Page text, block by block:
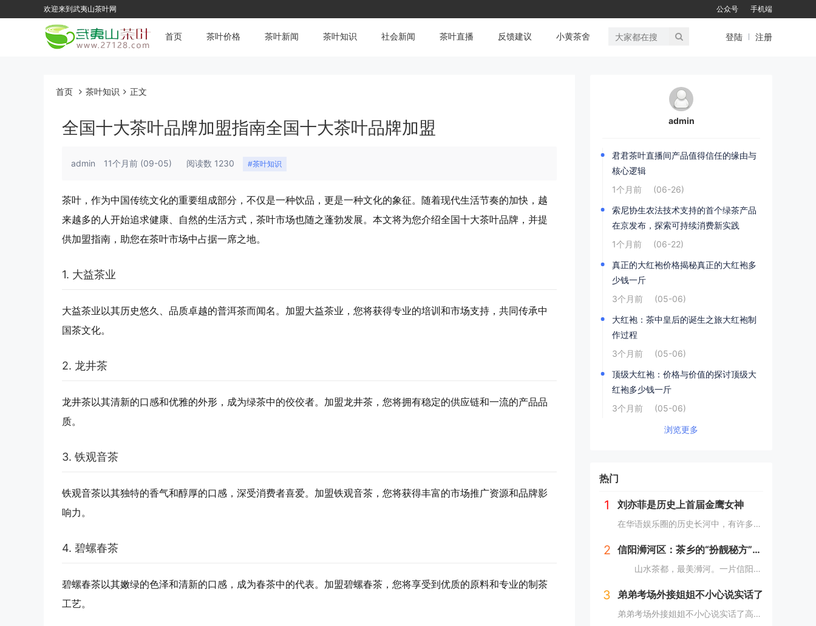
欢迎来到武夷山茶叶网 公众号 手机端
首页 茶叶价格 茶叶新闻 茶叶知识 社会新闻 茶叶直播 反馈建议 小黄茶舍 登陆 注册
首页 茶叶知识 正文
全国十大茶叶品牌加盟指南全国十大茶叶品牌加盟
admin 11个月前 (09-05) 阅读数 1230 #茶叶知识
茶叶，作为中国传统文化的重要组成部分，不仅是一种饮品，更是一种文化的象征。随着现代生活节奏的加快，越
来越多的人开始追求健康、自然的生活方式，茶叶市场也随之蓬勃发展。本文将为您介绍全国十大茶叶品牌，并提
供加盟指南，助您在茶叶市场中占据一席之地。
1. 大益茶业
大益茶业以其历史悠久、品质卓越的普洱茶而闻名。加盟大益茶业，您将获得专业的培训和市场支持，共同传承中
国茶文化。
2. 龙井茶
龙井茶以其清新的口感和优雅的外形，成为绿茶中的佼佼者。加盟龙井茶，您将拥有稳定的供应链和一流的产品品
质。
3. 铁观音茶
铁观音茶以其独特的香气和醇厚的口感，深受消费者喜爱。加盟铁观音茶，您将获得丰富的市场推广资源和品牌影
响力。
4. 碧螺春茶
碧螺春茶以其嫩绿的色泽和清新的口感，成为春茶中的代表。加盟碧螺春茶，您将享受到优质的原料和专业的制茶
工艺。
admin
君君茶叶直播间产品值得信任的缘由与
核心逻辑
1个月前
(06-26)
索尼协生农法技术支持的首个绿茶产品
在京发布，探索可持续消费新实践
1个月前
(06-22)
真正的大红袍价格揭秘真正的大红袍多
少钱一斤
3个月前
(05-06)
大红袍：茶中皇后的诞生之旅大红袍制
作过程
3个月前
(05-06)
顶级大红袍：价格与价值的探讨顶级大
红袍多少钱一斤
3个月前
(05-06)
浏览更多
热门
1 刘亦菲是历史上首届金鹰女神
在华语娱乐圈的历史长河中，有许多璀璨的星光，但能够被铭记为“首届”的荣誉，却是寥寥无几。刘亦菲，这位以其清新脱俗的气质和精湛的演技征服了无数观众的女星，便是其中之一。2006年，她以19岁的年纪，成为了历史上首届“金鹰女神”，这一荣誉不仅是...
2 信阳浉河区：茶乡的“扮靓秘方”（图）
山水茶都，最美浉河。一片信阳茶，绿了浉河的山，净了浉河的水，富了浉河的人。 近年来，信阳市浉河区依托资源优势，按照“茶区变景区、茶园变公园、茶山变金山”的一体化发展路子，加快茶旅融合发展，倾力打造以环湖路百里茶廊为主的“一环、两核、十...
3 弟弟考场外接姐姐不小心说实话了
弟弟考场外接姐姐不小心说实话了高考时节，紧张与期盼交织，考场之外，不乏轻松趣事增添色彩。最近，一对小兄弟在等待参加高考的姐姐时，他们的几句对话成为了人们津津乐道的话题。对话中，既有姐弟间深情的流露，也不乏幽默，引人发笑。16岁的大弟弟在被问...